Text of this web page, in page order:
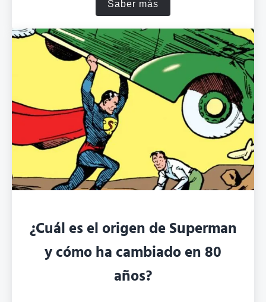
Saber másTemple Grandin: resumen
¿Cuál es el origen de Superman
y cómo ha cambiado en 80
años?